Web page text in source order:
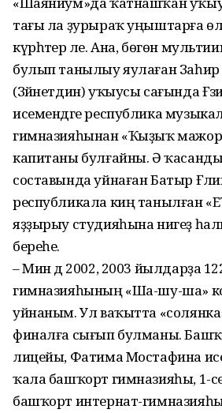
тағы ла ҙурыраҡ уңыштарға
күрһәтер әле. Ана, бөгөн
булып танылыу яулаған Заһир
(Зәйнетдин) уҡыусы сағында
исемендәге республика
гимназияһынан «Ҡыҙыҡ
капитаны бул­ғайны. Ә
сос­тавында уйнаған Батыр
республикала киң танылған
яҙҙырыу студияһына нигеҙ
береһе.
– Мин дә 2002, 2003 йылдар­ҙа
гимназияһының «Ша-шу-ша»
уйнаным. Ул ваҡытта
финалға сығып булманы.
лицейы, Фатима Мостафина
ҡала баш­ҡорт гимназияһы, 1-
башҡорт интернат-